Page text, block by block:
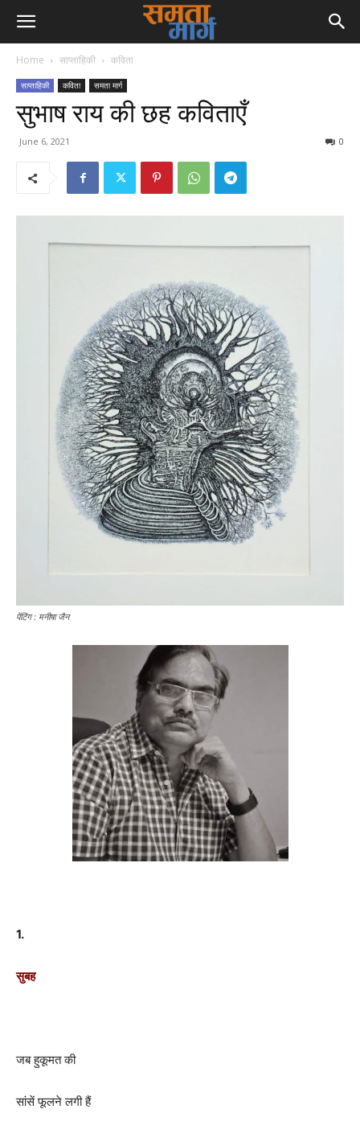
Home साप्ताहिकी कविता
साप्ताहिकी कविता समता मार्ग
सुभाष राय की छह कविताएँ
June 6, 2021 0
पेंटिंग : मनीषा जैन
1.
सुबह
जब हुकूमत की
सांसें फूलने लगी हैं